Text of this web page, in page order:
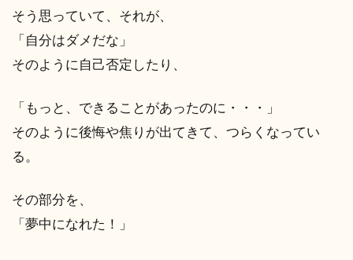
そう思っていて、それが、
「自分はダメだな」
そのように自己否定したり、
「もっと、できることがあったのに・・・」
そのように後悔や焦りが出てきて、つらくなってい
る。
その部分を、
「夢中になれた！」